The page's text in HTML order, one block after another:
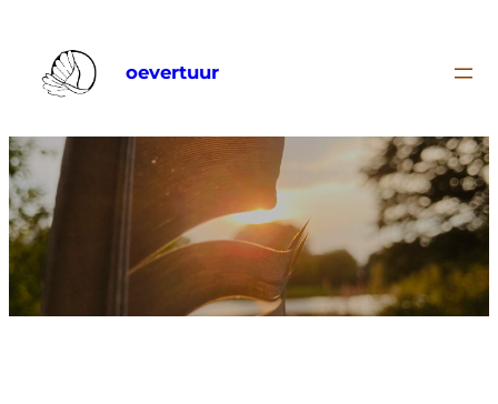
oevertuur